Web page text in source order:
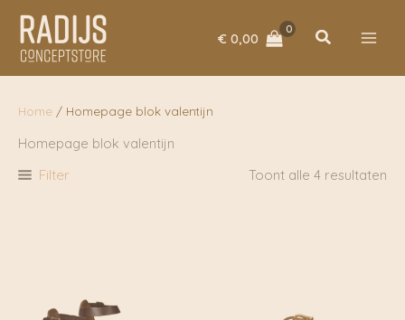
naar
inhoud
€ 0,00 Zoeken
Home / Homepage blok valentijn
Homepage blok valentijn
Filter Toont alle 4 resultaten